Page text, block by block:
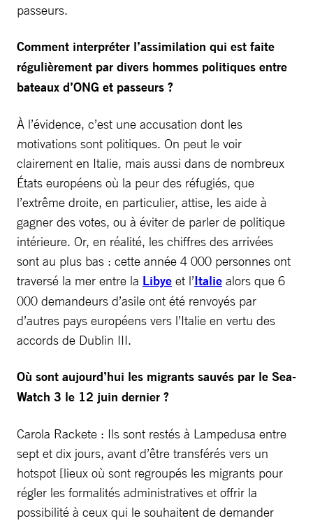
passeurs.
Comment interpréter l’assimilation qui est faite
régulièrement par divers hommes politiques entre
bateaux d’ONG et passeurs ?
À l’évidence, c’est une accusation dont les
motivations sont politiques. On peut le voir
clairement en Italie, mais aussi dans de nombreux
États européens où la peur des réfugiés, que
l’extrême droite, en particulier, attise, les aide à
gagner des votes, ou à éviter de parler de politique
intérieure. Or, en réalité, les chiffres des arrivées
sont au plus bas : cette année 4 000 personnes ont
traversé la mer entre la Libye et l’Italie alors que 6
000 demandeurs d’asile ont été renvoyés par
d’autres pays européens vers l’Italie en vertu des
accords de Dublin III.
Où sont aujourd’hui les migrants sauvés par le Sea-
Watch 3 le 12 juin dernier ?
Carola Rackete : Ils sont restés à Lampedusa entre
sept et dix jours, avant d’être transférés vers un
hotspot [lieux où sont regroupés les migrants pour
régler les formalités administratives et offrir la
possibilité à ceux qui le souhaitent de demander